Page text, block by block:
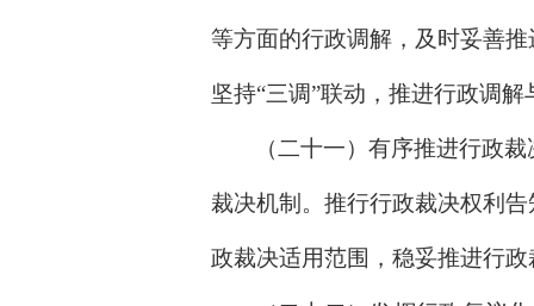
等方面的行政调解，及时妥善
坚持“三调”联动，推进行政调
（二十一）有序推进行政
裁决机制。推行行政裁决权利
政裁决适用范围，稳妥推进行